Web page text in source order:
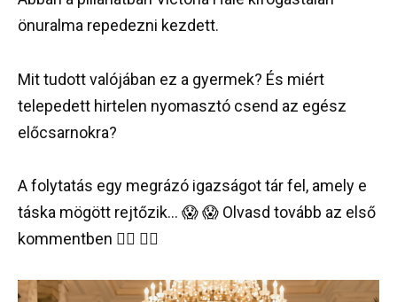
önuralma repedezni kezdett.
Mit tudott valójában ez a gyermek? És miért
telepedett hirtelen nyomasztó csend az egész
előcsarnokra?
A folytatás egy megrázó igazságot tár fel, amely e
táska mögött rejtőzik… 😱 😱 Olvasd tovább az első
kommentben 👇🏻 👇🏻